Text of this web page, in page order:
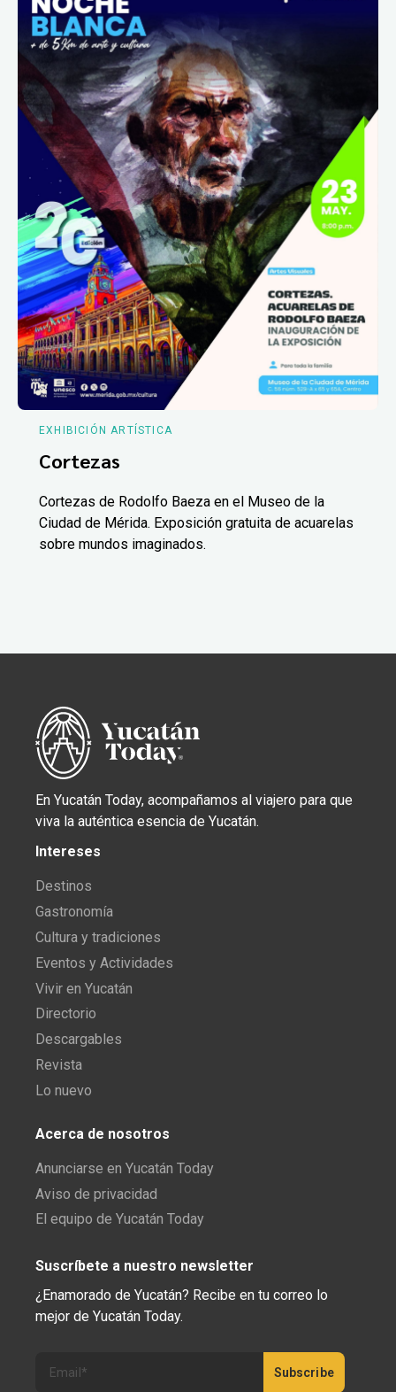
EXHIBICIÓN ARTÍSTICA
Cortezas
Cortezas de Rodolfo Baeza en el Museo de la
Ciudad de Mérida. Exposición gratuita de acuarelas
sobre mundos imaginados.
En Yucatán Today, acompañamos al viajero para que
viva la auténtica esencia de Yucatán.
Intereses
Destinos
Gastronomía
Cultura y tradiciones
Eventos y Actividades
Vivir en Yucatán
Directorio
Descargables
Revista
Lo nuevo
Acerca de nosotros
Anunciarse en Yucatán Today
Aviso de privacidad
El equipo de Yucatán Today
Suscríbete a nuestro newsletter
¿Enamorado de Yucatán? Recibe en tu correo lo
mejor de Yucatán Today.